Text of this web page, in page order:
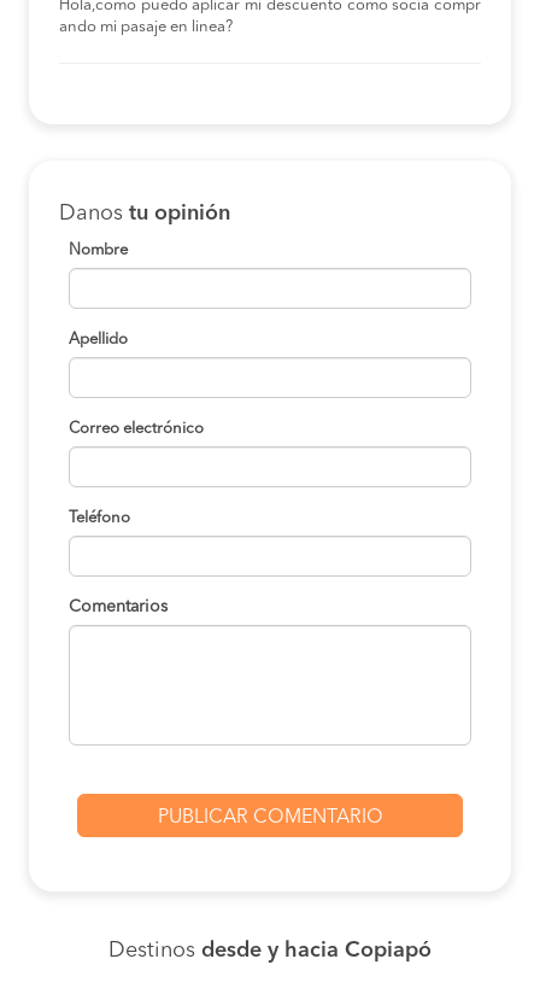
Hola,como puedo aplicar mi descuento como socia compr
ando mi pasaje en linea?
Danos tu opinión
Nombre
Apellido
Correo electrónico
Teléfono
Comentarios
Destinos desde y hacia Copiapó